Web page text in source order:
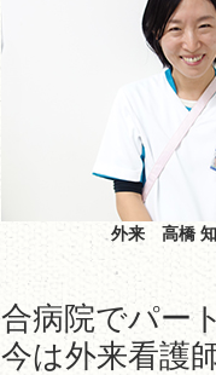
外来 高橋
合病院でパー
今は外来看護